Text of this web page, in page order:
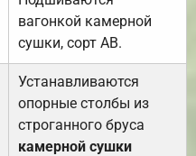
вагонкой камерной
сушки, сорт АВ.
Устанавливаются
опорные столбы из
строганного бруса
камерной сушки